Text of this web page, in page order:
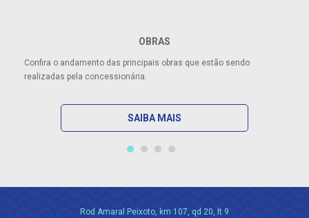
OBRAS
Confira o andamento das principais obras que estão sendo
realizadas pela concessionária.
SAIBA MAIS
Rod Amaral Peixoto, km 107, qd 20, lt 9